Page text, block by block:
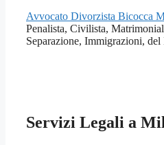
Avvocato Divorzista Bicocca
Penalista, Civilista,
Separazione, Immigrazioni, del
Servizi Legali a